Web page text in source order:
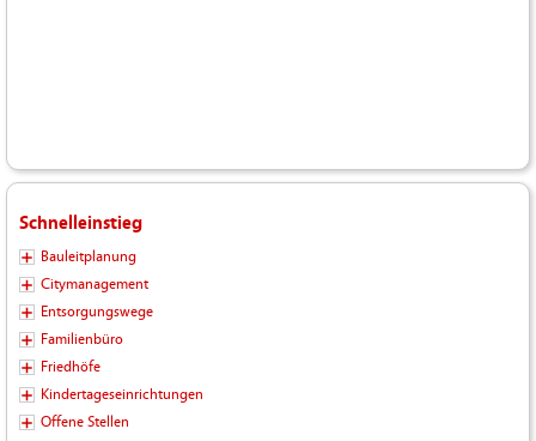
Schnelleinstieg
Bauleitplanung
Citymanagement
Entsorgungswege
Familienbüro
Friedhöfe
Kindertageseinrichtungen
Offene Stellen